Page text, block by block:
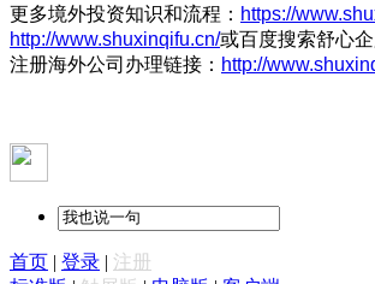
更多境外投资知识和流程： https://
http://www.shuxinqifu.cn/或百度搜索舒心
注册海外公司办理链接： http://
首页 | 登录 | 注册